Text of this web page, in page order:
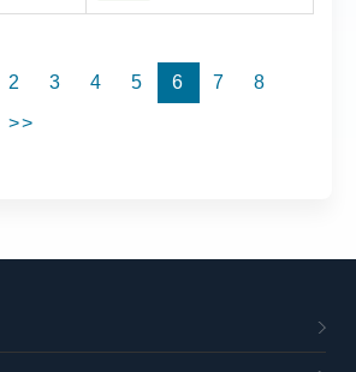
2 3 4 5 6 7
8
>>